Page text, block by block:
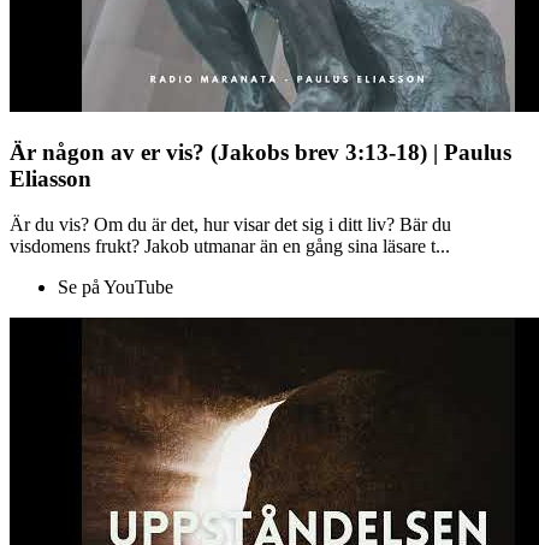
Är någon av er vis? (Jakobs brev 3:13-18) | Paulus
Eliasson
Är du vis? Om du är det, hur visar det sig i ditt liv? Bär du
visdomens frukt? Jakob utmanar än en gång sina läsare t...
Se på YouTube